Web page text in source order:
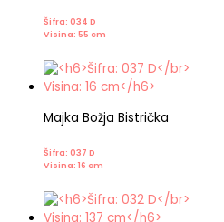
Šifra: 034 D
Visina: 55 cm
Majka Božja Bistrička
Šifra: 037 D
Visina: 16 cm